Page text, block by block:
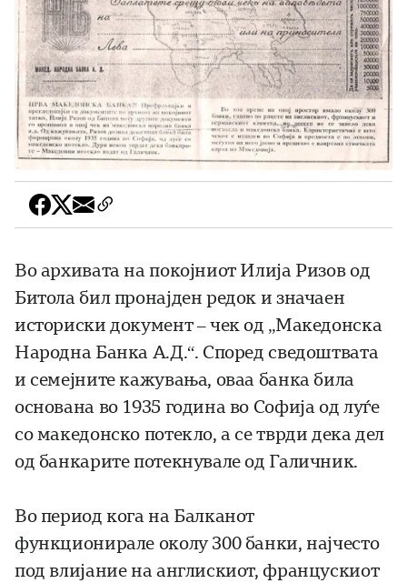
Во архивата на покојниот Илија Ризов од
Битола бил пронајден редок и значаен
историски документ – чек од „Македонска
Народна Банка А.Д.“. Според сведоштвата
и семејните кажувања, оваа банка била
основана во 1935 година во Софија од луѓе
со македонско потекло, а се тврди дека дел
од банкарите потекнувале од Галичник.
Во период кога на Балканот
функционирале околу 300 банки, најчесто
под влијание на англискиот, францускиот